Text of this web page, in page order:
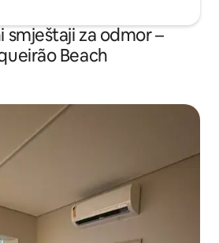
smještaji za odmor –
Beach
s oznakom „Odabrali gosti”